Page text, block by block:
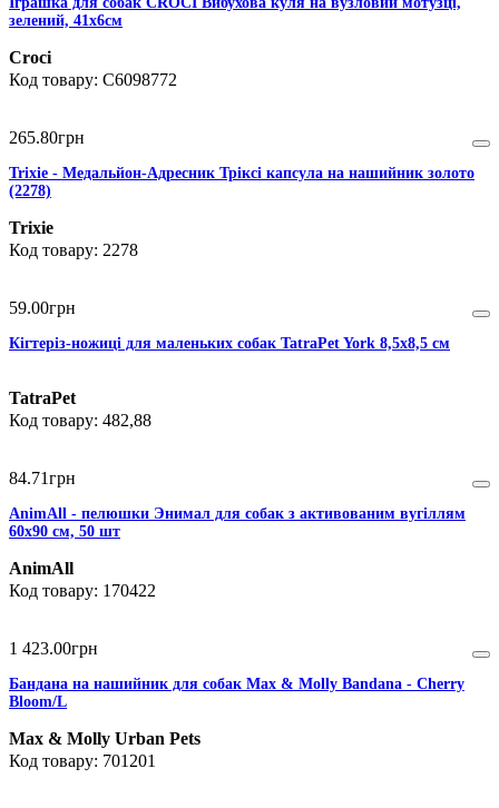
зелений, 41х6см
Croci
C6098772
265.80грн
Trixie - Медальйон-Адресник Тріксі капсула на нашийник золото
(2278)
Trixie
2278
59.00грн
Кігтеріз-ножиці для маленьких собак TatraPet York 8,5х8,5 cм
TatraPet
482,88
84.71грн
AnimAll - пелюшки Энимал для собак з активованим вугіллям
60х90 см, 50 шт
AnimAll
170422
1 423.00грн
Бандана на нашийник для собак Max & Molly Bandana - Cherry
Bloom/L
Max & Molly Urban Pets
701201